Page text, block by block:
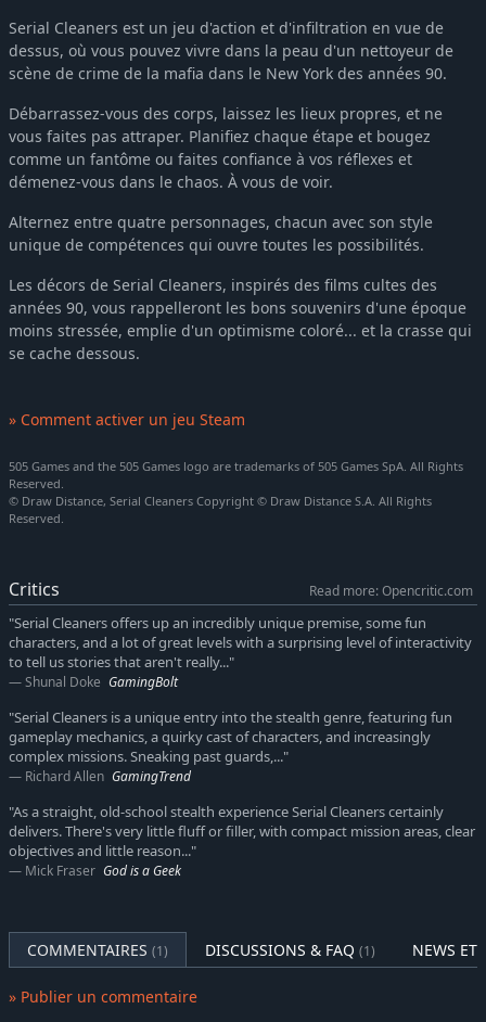
Serial Cleaners est un jeu d'action et d'infiltration en vue de
dessus, où vous pouvez vivre dans la peau d'un nettoyeur de
scène de crime de la mafia dans le New York des années 90.
Débarrassez-vous des corps, laissez les lieux propres, et ne
vous faites pas attraper. Planifiez chaque étape et bougez
comme un fantôme ou faites confiance à vos réflexes et
démenez-vous dans le chaos. À vous de voir.
Alternez entre quatre personnages, chacun avec son style
unique de compétences qui ouvre toutes les possibilités.
Les décors de Serial Cleaners, inspirés des films cultes des
années 90, vous rappelleront les bons souvenirs d'une époque
moins stressée, emplie d'un optimisme coloré... et la crasse qui
se cache dessous.
» Comment activer un jeu Steam
505 Games and the 505 Games logo are trademarks of 505 Games SpA. All Rights
Reserved.
© Draw Distance, Serial Cleaners Copyright © Draw Distance S.A. All Rights
Reserved.
Critics
Read more: Opencritic.com
"Serial Cleaners offers up an incredibly unique premise, some fun
characters, and a lot of great levels with a surprising level of interactivity
to tell us stories that aren't really..."
Shunal Doke GamingBolt
"Serial Cleaners is a unique entry into the stealth genre, featuring fun
gameplay mechanics, a quirky cast of characters, and increasingly
complex missions. Sneaking past guards,..."
Richard Allen GamingTrend
"As a straight, old-school stealth experience Serial Cleaners certainly
delivers. There's very little fluff or filler, with compact mission areas, clear
objectives and little reason..."
Mick Fraser God is a Geek
COMMENTAIRES (1) DISCUSSIONS & FAQ (1) NEWS ET
» Publier un commentaire